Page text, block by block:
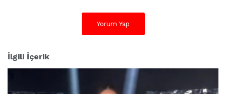
Yorum Yap
İlgili İçerik